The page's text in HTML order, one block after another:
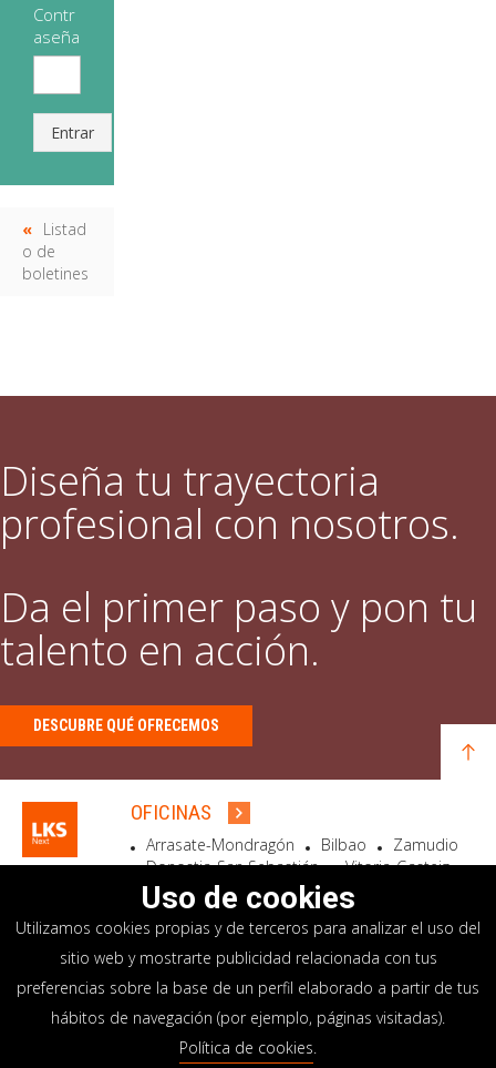
Contr
aseña
Entrar
Listad
o de
boletines
Diseña tu trayectoria
profesional con nosotros.
Da el primer paso y pon tu
talento en acción.
DESCUBRE QUÉ OFRECEMOS
OFICINAS
Arrasate-Mondragón Bilbao
Zamudio
Donostia-San Sebastián
Vitoria-Gasteiz
Madrid
El Astillero Bidart
SEDE SOCIAL
Goiru, 7 Arrasate-Mondragón
CP 20500 GIPUZKOA – SPAIN
+34 900 84 14 14
info@lksnext.com
Uso de cookies
Utilizamos cookies propias y de terceros para analizar el uso del
sitio web y mostrarte publicidad relacionada con tus
preferencias sobre la base de un perfil elaborado a partir de tus
hábitos de navegación (por ejemplo, páginas visitadas).
Política de cookies.